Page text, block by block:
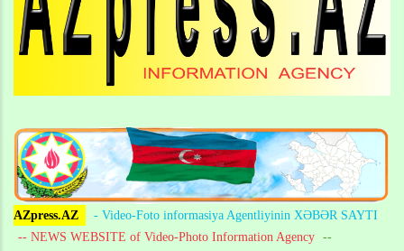
AZpress.AZ
- Video-Foto informasiya Agentliyinin XƏBƏR SAYTI
-- NEWS WEBSITE of Video-Photo Information Agency --